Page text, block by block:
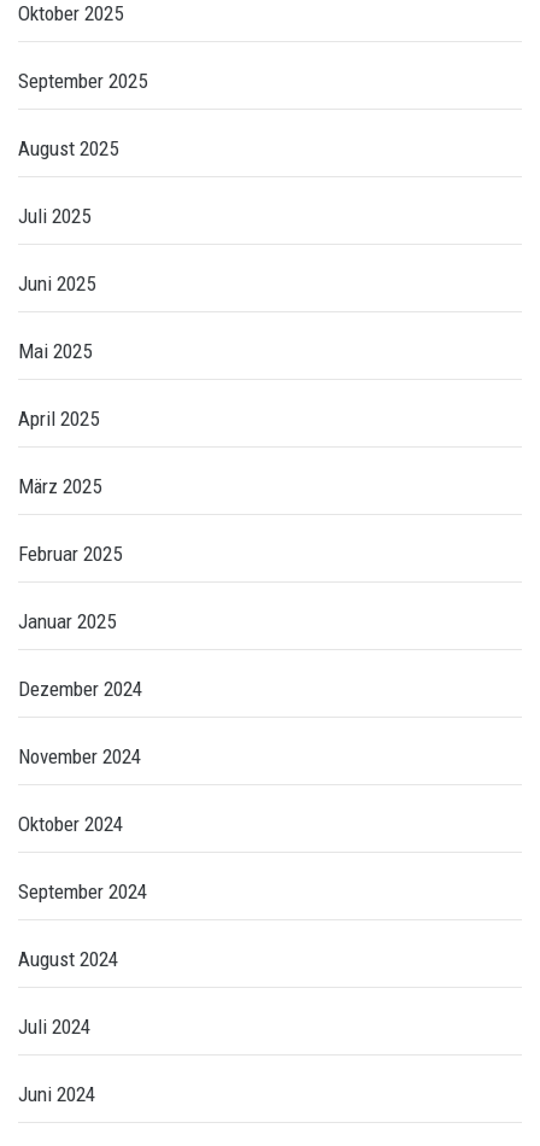
Oktober 2025
September 2025
August 2025
Juli 2025
Juni 2025
Mai 2025
April 2025
März 2025
Februar 2025
Januar 2025
Dezember 2024
November 2024
Oktober 2024
September 2024
August 2024
Juli 2024
Juni 2024